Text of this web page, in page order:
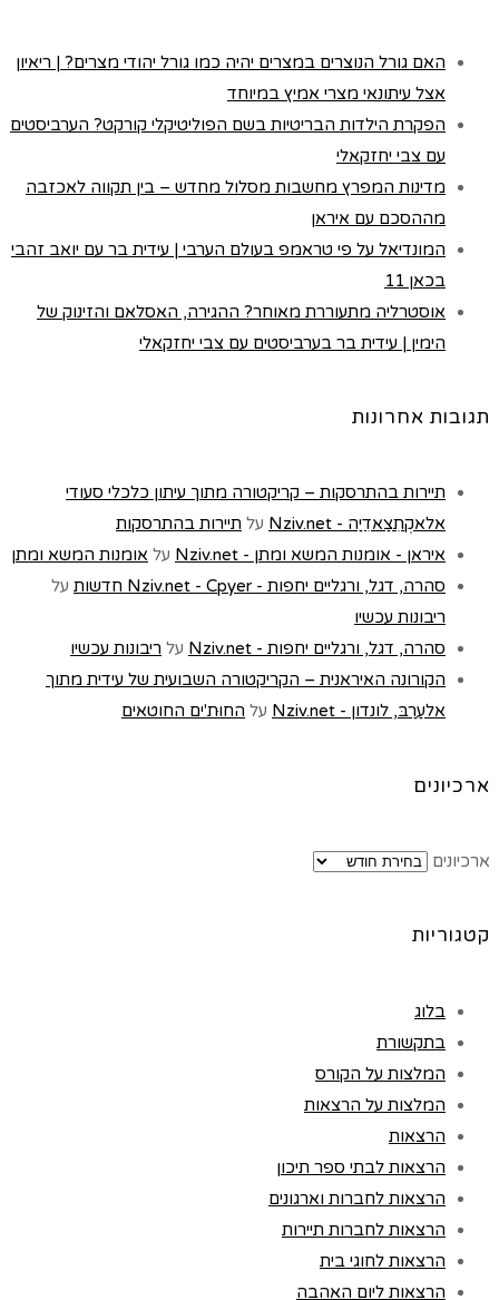
האם גורל הנוצרים במצרים יהיה כמו גורל יהודי מצרים? | ריאיון
אצל עיתונאי מצרי אמיץ במיוחד
הפקרת הילדות הבריטיות בשם הפוליטיקלי קורקט? הערביסטים
עם צבי יחזקאלי
מדינות המפרץ מחשבות מסלול מחדש – בין תקווה לאכזבה
מההסכם עם איראן
המונדיאל על פי טראמפ בעולם הערבי | עידית בר עם יואב זהבי
בכאן 11
אוסטרליה מתעוררת מאוחר? ההגירה, האסלאם והזינוק של
הימין | עידית בר בערביסטים עם צבי יחזקאלי
תגובות אחרונות
תיירות בהתרסקות – קריקטורה מתוך עיתון כלכלי סעודי
אלאקְתִצַאדִיַה - Nziv.net
על תיירות בהתרסקות
איראן - אומנות המשא ומתן - Nziv.net
על אומנות המשא ומתן
סהרה, דגל, ורגליים יחפות - Nziv.net - Cpyer חדשות
על
ריבונות עכשיו
סהרה, דגל, ורגליים יחפות - Nziv.net
על ריבונות עכשיו
הקורונה האיראנית – הקריקטורה השבועית של עידית מתוך
אלעַרַבּ, לונדון - Nziv.net
על החוּת'ים החוטאים
ארכיונים
ארכיונים
קטגוריות
בלוג
בתקשורת
המלצות על הקורס
המלצות על הרצאות
הרצאות
הרצאות לבתי ספר תיכון
הרצאות לחברות וארגונים
הרצאות לחברות תיירות
הרצאות לחוגי בית
הרצאות ליום האהבה